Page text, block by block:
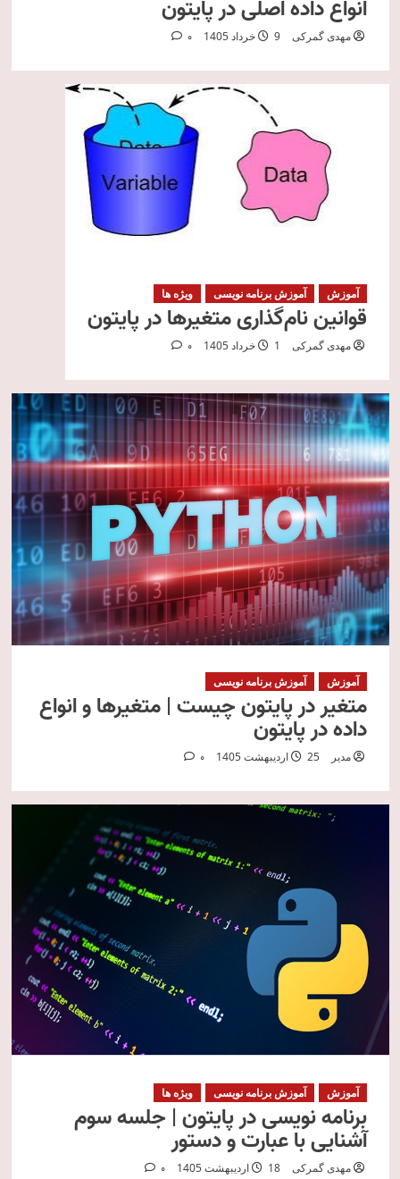
انواع داده اصلی در پایتون
مهدی گمرکی 9 خرداد 1405 0
آموزش آموزش برنامه نویسی ویژه ها
قوانین نام‌گذاری متغیرها در پایتون
مهدی گمرکی 1 خرداد 1405 0
آموزش آموزش برنامه نویسی
متغیر در پایتون چیست | متغیرها و انواع
داده در پایتون
مدیر 25 اردیبهشت 1405 0
آموزش آموزش برنامه نویسی ویژه ها
برنامه نویسی در پایتون | جلسه سوم
آشنایی با عبارت و دستور
مهدی گمرکی 18 اردیبهشت 1405 0